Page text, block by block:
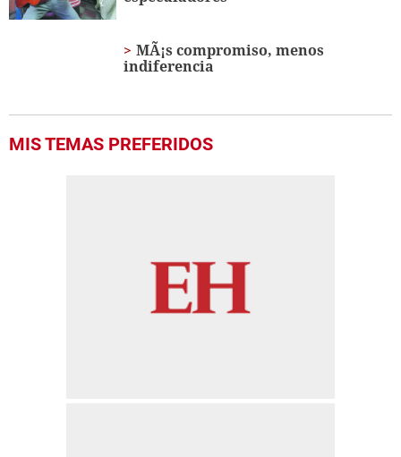
MÃ¡s compromiso, menos
indiferencia
MIS TEMAS PREFERIDOS